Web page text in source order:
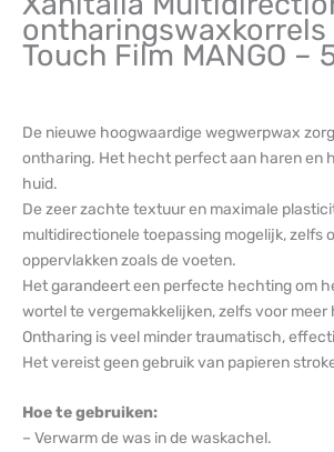
Touch Film MANGO –
De nieuwe hoogwaardige wegwerpwax
ontharing. Het hecht perfect aan haren en
huid.
De zeer zachte textuur en maximale
multidirectionele toepassing mogelijk, zelfs
oppervlakken zoals de voeten.
Het garandeert een perfecte hechting om
wortel te vergemakkelijken, zelfs voor meer
Ontharing is veel minder traumatisch,
Het vereist geen gebruik van papieren
Hoe te gebruiken:
– Verwarm de was in de waskachel.